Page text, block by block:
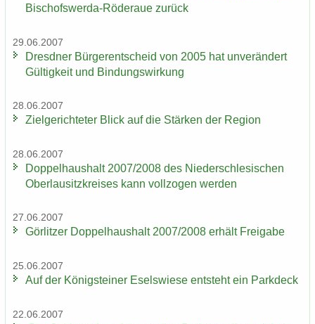
Bischofswerda-​Röderaue zu­rück
29.06.2007
Dresd­ner Bür­ger­ent­scheid von 2005 hat un­ver­än­dert
Gül­tig­keit und Bin­dungs­wir­kung
28.06.2007
Ziel­ge­rich­te­ter Blick auf die Stär­ken der Re­gi­on
28.06.2007
Dop­pel­haus­halt 2007/2008 des Nie­der­schle­si­schen
Ober­lau­sitz­krei­ses kann voll­zo­gen wer­den
27.06.2007
Gör­lit­zer Dop­pel­haus­halt 2007/2008 er­hält Frei­ga­be
25.06.2007
Auf der Kö­nig­stei­ner Esels­wie­se ent­steht ein Park­deck
22.06.2007